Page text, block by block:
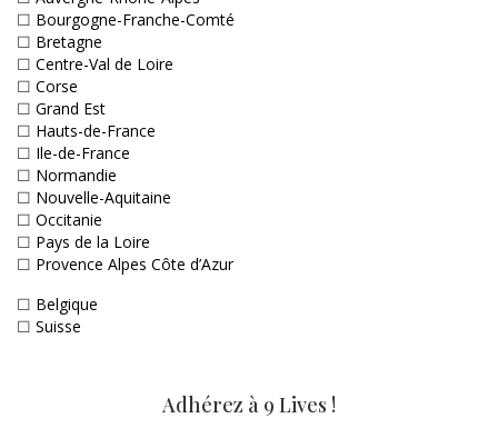
☐ Bourgogne-Franche-Comté
☐ Bretagne
☐ Centre-Val de Loire
☐ Corse
☐ Grand Est
☐ Hauts-de-France
☐ Ile-de-France
☐ Normandie
☐ Nouvelle-Aquitaine
☐ Occitanie
☐ Pays de la Loire
☐ Provence Alpes Côte d’Azur
☐ Belgique
☐ Suisse
Adhérez à 9 Lives !